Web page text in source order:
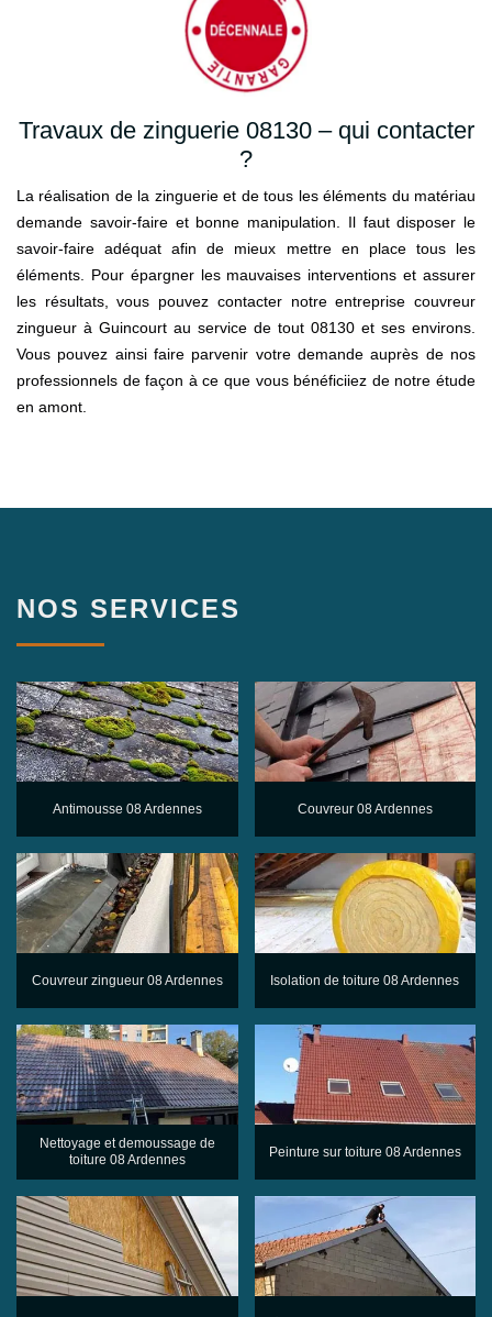
Travaux de zinguerie 08130 – qui contacter
?
La réalisation de la zinguerie et de tous les éléments du matériau
demande savoir-faire et bonne manipulation. Il faut disposer le
savoir-faire adéquat afin de mieux mettre en place tous les
éléments. Pour épargner les mauvaises interventions et assurer
les résultats, vous pouvez contacter notre entreprise couvreur
zingueur à Guincourt au service de tout 08130 et ses environs.
Vous pouvez ainsi faire parvenir votre demande auprès de nos
professionnels de façon à ce que vous bénéficiiez de notre étude
en amont.
NOS SERVICES
Antimousse 08 Ardennes Couvreur 08 Ardennes
Couvreur zingueur 08 Ardennes Isolation de toiture 08 Ardennes
Nettoyage et demoussage de
toiture 08 Ardennes
Peinture sur toiture 08 Ardennes